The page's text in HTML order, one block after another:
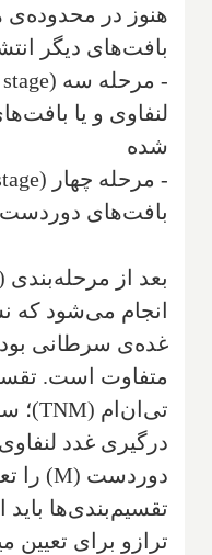
هنوز در
بافت‌های دیگر
- مرحله سه (stage
لنفاوی و یا
شده
- مرحله چهار (
بافت‌های دوردست
انجام می‌شود
غده‌ی سرطانی
متفاوت است.
تی‌ان‌ام (TNM)؛
درگیری غدد
دوردست (M) را
تقسیم‌بندی‌ها
ترازو برای تعیین